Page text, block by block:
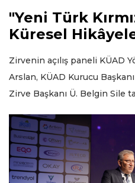
"Yeni Türk
Küresel
Zirvenin açılış paneli KÜAD
Arslan, KÜAD Kurucu
Zirve Başkanı Ü. Belgin Sile